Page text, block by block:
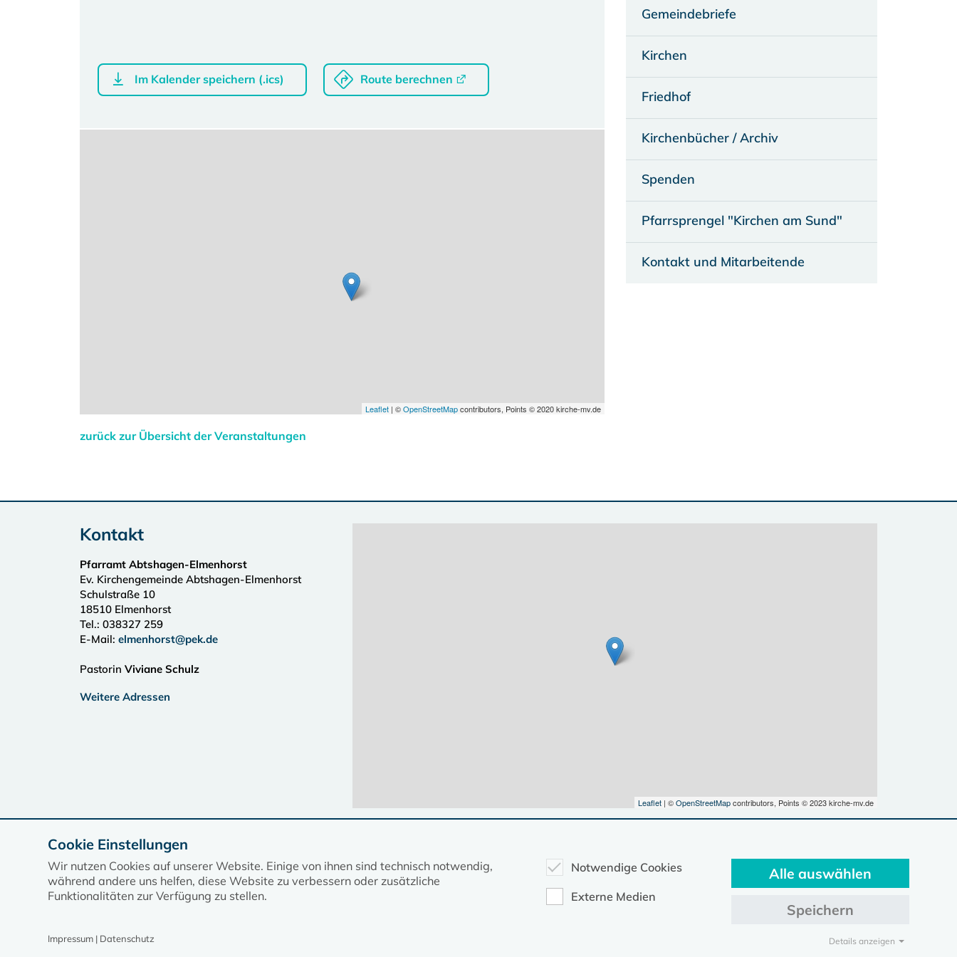
Im Kalender speichern (.ics) Route berechnen
Leaflet| ©OpenStreetMapcontributors, Points © 2020 kirche-mv.de
zurück zur Übersicht der Veranstaltungen
Gemeindebriefe
Kirchen
Friedhof
Kirchenbücher / Archiv
Spenden
Pfarrsprengel "Kirchen am Sund"
Kontakt und Mitarbeitende
Kontakt
Pfarramt Abtshagen-Elmenhorst
Ev. Kirchengemeinde Abtshagen-Elmenhorst
Schulstraße 10
18510 Elmenhorst
Tel.: 038327 259
E-Mail: elmenhorst@pek.de
Pastorin Viviane Schulz
Weitere Adressen
Leaflet| ©OpenStreetMapcontributors, Points © 2023 kirche-mv.de
Diese Seite gehört zum Portal
kirche-mv.de
Evangelische Kirche in Mecklenburg-Vorpommern © 2026
Cookie Einstellungen
Wir nutzen Cookies auf unserer Website. Einige von ihnen sind technisch notwendig,
während andere uns helfen, diese Website zu verbessern oder zusätzliche
Funktionalitäten zur Verfügung zu stellen.
Notwendige Cookies
Externe Medien
Alle auswählen
Speichern
Details anzeigen
Impressum | Datenschutz